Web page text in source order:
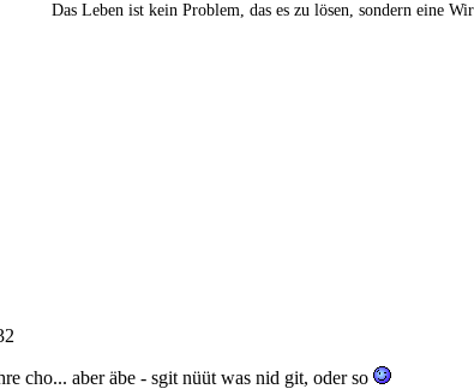
Das Leben ist kein Problem, das es zu lösen, sondern eine
cho... aber äbe - sgit nüüt was nid git, oder so